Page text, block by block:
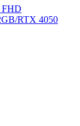
FHD
RTX 4050